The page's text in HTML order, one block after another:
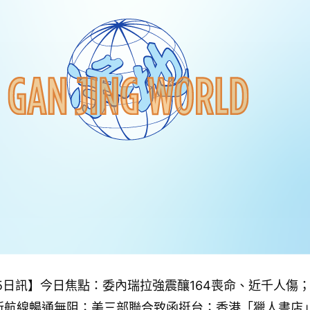
訊】今日焦點：委內瑞拉強震釀164喪命、近千人傷